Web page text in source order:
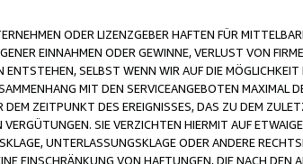
ODER LIZENZGEBER HAFTEN FÜR
EINNAHMEN ODER GEWINNE, VERLUST VON
SELBST WENN WIR AUF DIE
MIT DEN SERVICEANGEBOTEN MAXIMAL
ZEITPUNKT DES EREIGNISSES, DAS ZU DEM
SIE VERZICHTEN HIERMIT AUF
UNTERLASSUNGSKLAGE ODER ANDERE
EINSCHRÄNKUNG VON HAFTUNGEN, DIE NACH DEN